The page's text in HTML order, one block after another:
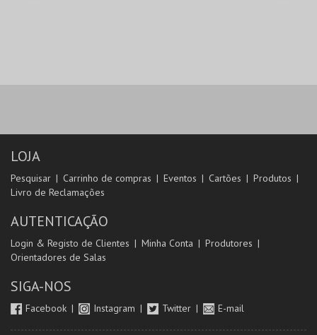
LOJA
Pesquisar Carrinho de compras Eventos Cartões
Produtos
Livro de Reclamações
AUTENTICAÇÃO
Login & Registo de Clientes Minha Conta
Produtores
Orientadores de Salas
SIGA-NOS
Facebook Instagram Twitter E-mail